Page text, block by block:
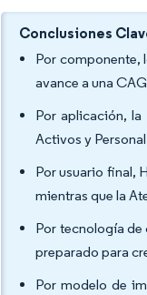
Conclusiones
Por componente,
avance a una
Por aplicación,
Activos y
Por usuario final,
mientras que la
Por tecnología de
preparado para
Por modelo de